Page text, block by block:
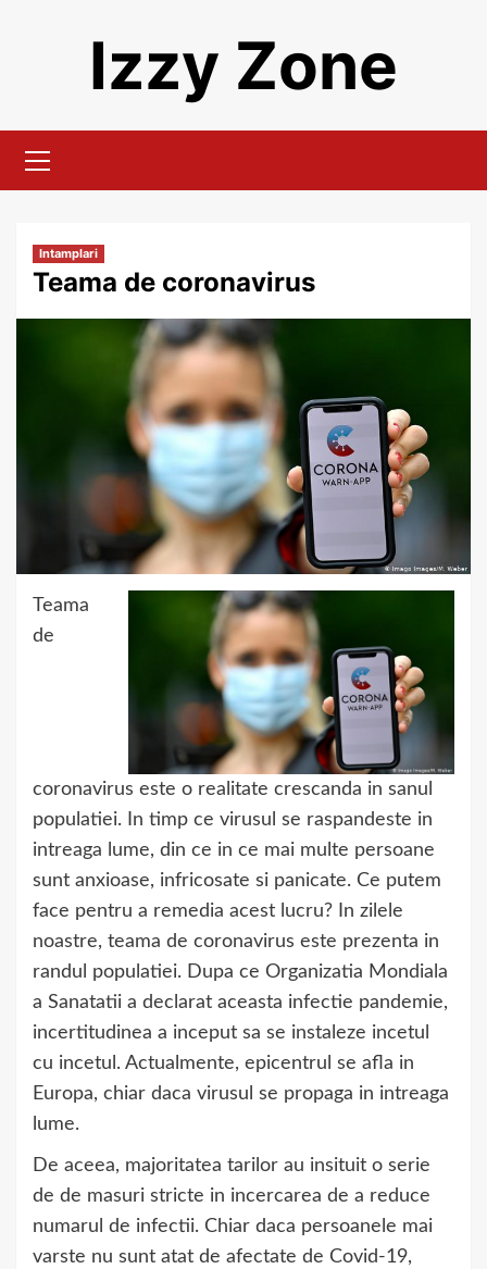
Izzy Zone
Menu
Intamplari
Teama de coronavirus
Teama
de
coronavirus este o realitate crescanda in sanul
populatiei. In timp ce virusul se raspandeste in
intreaga lume, din ce in ce mai multe persoane
sunt anxioase, infricosate si panicate. Ce putem
face pentru a remedia acest lucru? In zilele
noastre, teama de coronavirus este prezenta in
randul populatiei. Dupa ce Organizatia Mondiala
a Sanatatii a declarat aceasta infectie pandemie,
incertitudinea a inceput sa se instaleze incetul
cu incetul. Actualmente, epicentrul se afla in
Europa, chiar daca virusul se propaga in intreaga
lume.
De aceea, majoritatea tarilor au insituit o serie
de de masuri stricte in incercarea de a reduce
numarul de infectii. Chiar daca persoanele mai
varste nu sunt atat de afectate de Covid-19,